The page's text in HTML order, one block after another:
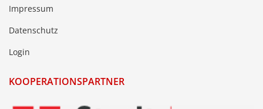
Impressum
Datenschutz
Login
KOOPERATIONSPARTNER